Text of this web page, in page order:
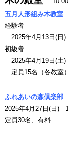
五月人形組み木教室
経験者
2025年4月13日(
初級者
2025年4月19日(
定員15名（各教室
ふれあいの森倶楽部
2025年4月27日(日)
定員30名、有料